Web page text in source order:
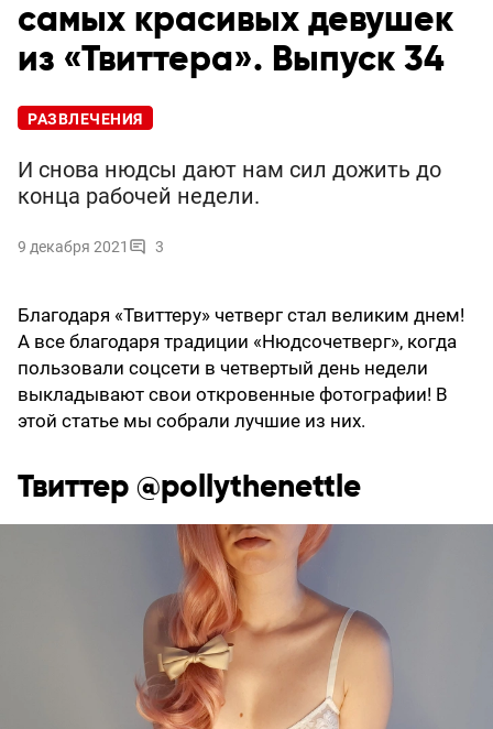
самых красивых девушек
из «Твиттера». Выпуск 34
РАЗВЛЕЧЕНИЯ
И снова нюдсы дают нам сил дожить до
конца рабочей недели.
9 декабря 2021 3
Благодаря «Твиттеру» четверг стал великим днем!
А все благодаря традиции «Нюдсочетверг», когда
пользовали соцсети в четвертый день недели
выкладывают свои откровенные фотографии! В
этой статье мы собрали лучшие из них.
Твиттер @pollythenettle